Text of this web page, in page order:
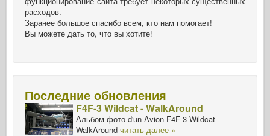
расходов.
Заранее большое спасибо всем, кто нам помогает!
Вы можете дать то, что вы хотите!
Последние обновления
F4F-3 Wildcat - WalkAround
Альбом фото d'un Avion F4F-3 Wildcat -
WalkAround читать далее »